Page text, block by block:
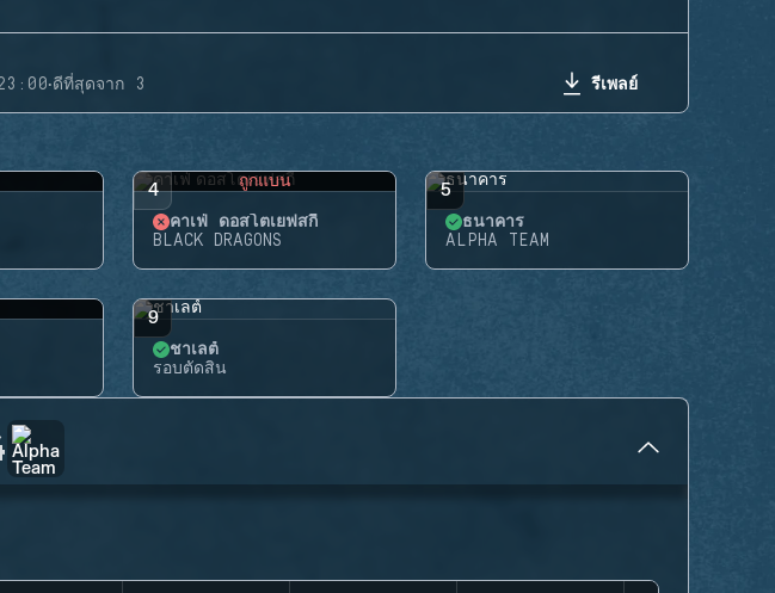
·ดีที่สุดจาก 3 รีเพลย์
4 ถูกแบน
คาเฟ่ ดอสโตเยฟสกี้
BLACK DRAGONS
5
ธนาคาร
ALPHA TEAM
9
ชาเลต์
รอบตัดสิน